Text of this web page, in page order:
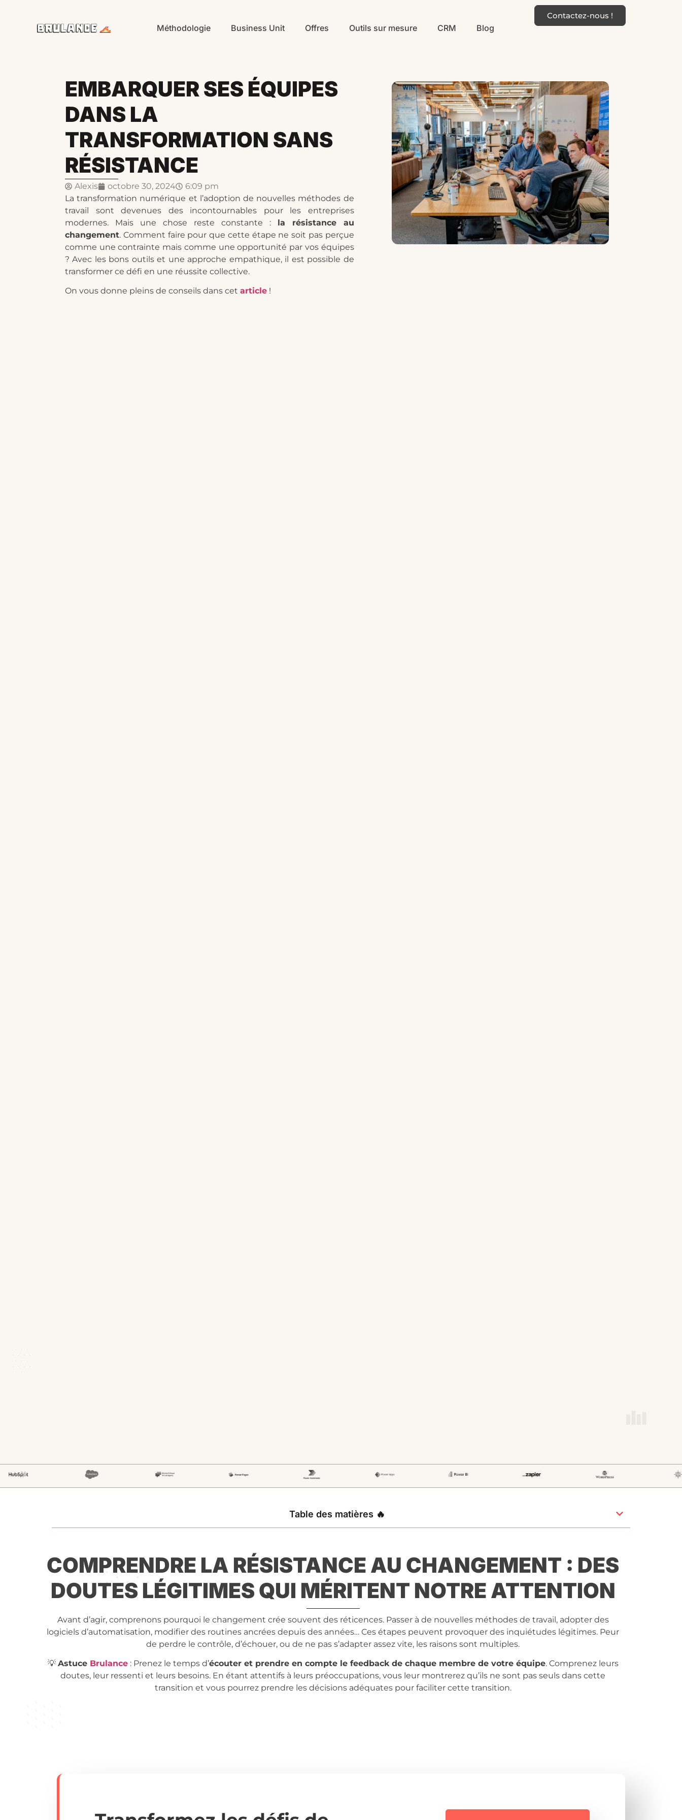
Méthodologie Business Unit Offres Outils sur mesure CRM Blog
Contactez-nous !
EMBARQUER SES ÉQUIPES
DANS LA
TRANSFORMATION SANS
RÉSISTANCE
Alexis octobre 30, 2024
6:09 pm
La transformation numérique et l’adoption de nouvelles méthodes de
travail sont devenues des incontournables pour les entreprises
modernes. Mais une chose reste constante : la résistance au
changement. Comment faire pour que cette étape ne soit pas perçue
comme une contrainte mais comme une opportunité par vos équipes
? Avec les bons outils et une approche empathique, il est possible de
transformer ce défi en une réussite collective.
On vous donne pleins de conseils dans cet article !
Table des matières 🔥
COMPRENDRE LA RÉSISTANCE AU CHANGEMENT : DES
DOUTES LÉGITIMES QUI MÉRITENT NOTRE ATTENTION
Avant d’agir, comprenons pourquoi le changement crée souvent des réticences. Passer à de nouvelles méthodes de travail, adopter des
logiciels d’automatisation, modifier des routines ancrées depuis des années… Ces étapes peuvent provoquer des inquiétudes légitimes. Peur
de perdre le contrôle, d’échouer, ou de ne pas s’adapter assez vite, les raisons sont multiples.
💡 Astuce Brulance: Prenez le temps d’écouter et prendre en compte le feedback de chaque membre de votre équipe. Comprenez leurs
doutes, leur ressenti et leurs besoins. En étant attentifs à leurs préoccupations, vous leur montrerez qu’ils ne sont pas seuls dans cette
transition et vous pourrez prendre les décisions adéquates pour faciliter cette transition.